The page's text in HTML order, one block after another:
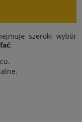
szeroki wybór
: